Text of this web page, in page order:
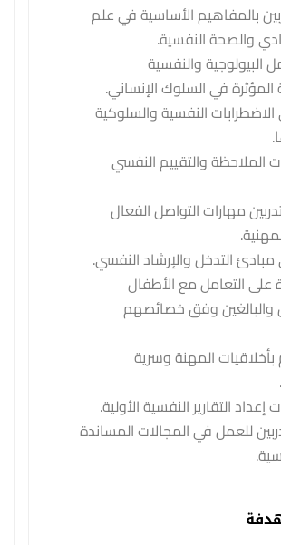
بالمفاهيم الأساسية في علم
والصحة النفسية.
البيولوجية والنفسية
المؤثرة في السلوك الإنساني.
النفسية والسلوكية
الملاحظة والتقييم النفسي
مهارات التواصل الفعال
التدخل والإرشاد النفسي.
على التعامل مع الأطفال
والبالغين وفق خصائصهم
بأخلاقيات المهنة وسرية
إعداد التقارير النفسية الأولية.
للعمل في المجالات المساندة